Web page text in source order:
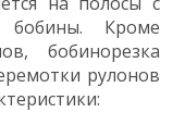
Кроме
бобинорезка
рулонов